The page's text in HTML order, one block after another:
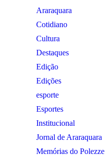
Araraquara
Cotidiano
Cultura
Destaques
Edição
Edições
esporte
Esportes
Institucional
Jornal de Araraquara
Memórias do Polezze